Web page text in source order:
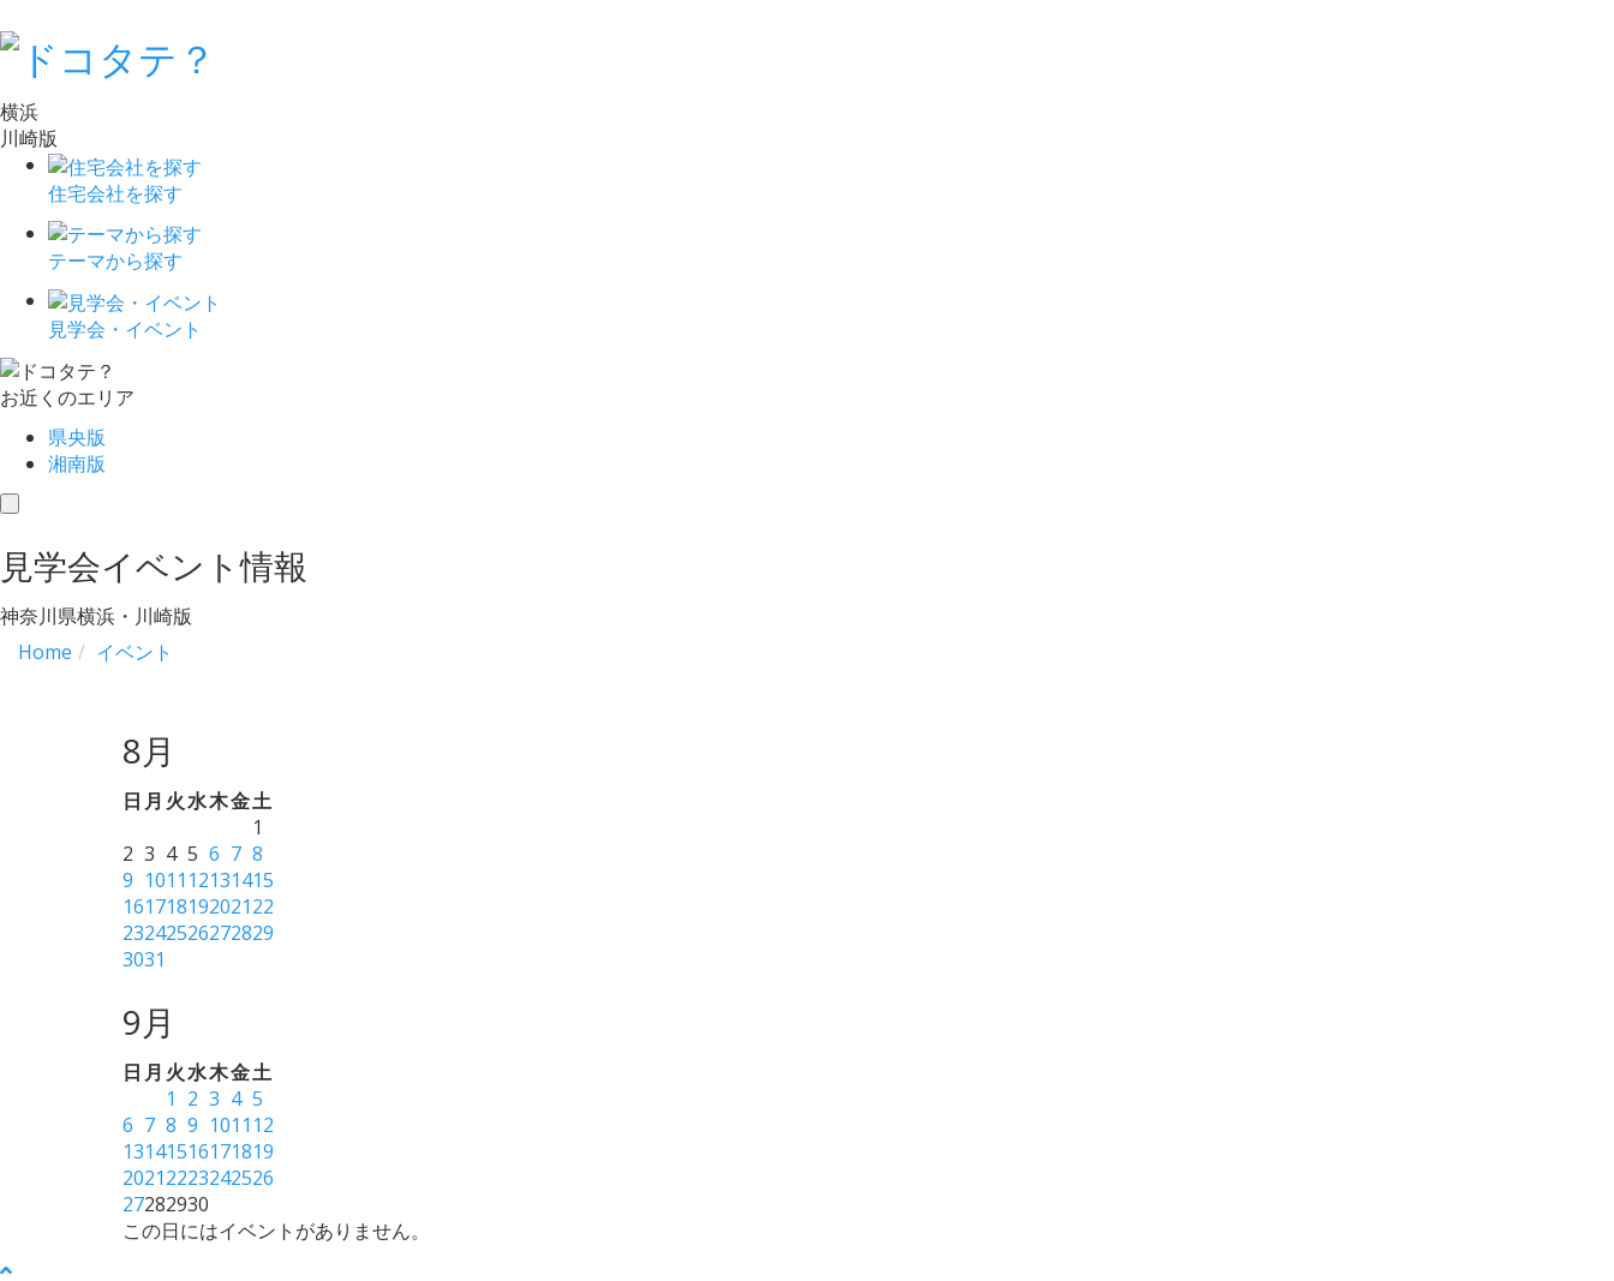
横浜
川崎版
住宅会社を探す
テーマから探す
見学会・イベント
お近くのエリア
県央版
湘南版
toggle
見学会イベント情報
神奈川県横浜・川崎版
Home
イベント
8月
日 月 火水木金土
1
2 3 4 5 6 7 8
9 1011 12131415
16171819202122
23242526272829
3031
9月
日 月 火水木金土
1 2 3 4 5
6 7 8 9 1011 12
13141516171819
20212223242526
27282930
この日にはイベントがありません。